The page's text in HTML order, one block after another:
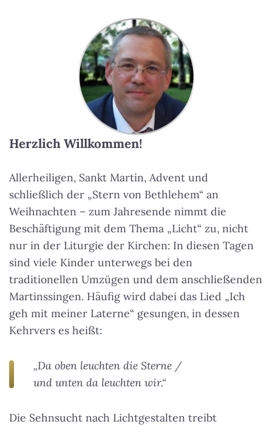
Herzlich Willkommen!
Allerheiligen, Sankt Martin, Advent und
schließlich der „Stern von Bethlehem“ an
Weihnachten – zum Jahresende nimmt die
Beschäftigung mit dem Thema „Licht“ zu, nicht
nur in der Liturgie der Kirchen: In diesen Tagen
sind viele Kinder unterwegs bei den
traditionellen Umzügen und dem anschließenden
Martinssingen. Häufig wird dabei das Lied „Ich
geh mit meiner Laterne“ gesungen, in dessen
Kehrvers es heißt:
„Da oben leuchten die Sterne /
und unten da leuchten wir.“
Die Sehnsucht nach Lichtgestalten treibt